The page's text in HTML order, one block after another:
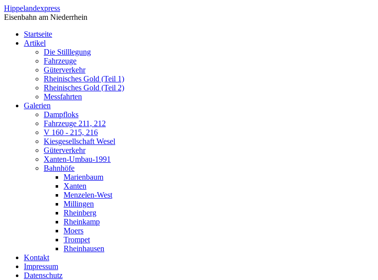
Direkt zum Inhalt
Hippelandexpress
Eisenbahn am Niederrhein
Startseite
Artikel
Die Stilllegung
Fahrzeuge
Güterverkehr
Rheinisches Gold (Teil 1)
Rheinisches Gold (Teil 2)
Messfahrten
Galerien
Dampfloks
Fahrzeuge 211, 212
V 160 - 215, 216
Kiesgesellschaft Wesel
Güterverkehr
Xanten-Umbau-1991
Bahnhöfe
Marienbaum
Xanten
Menzelen-West
Millingen
Rheinberg
Rheinkamp
Moers
Trompet
Rheinhausen
Kontakt
Impressum
Datenschutz